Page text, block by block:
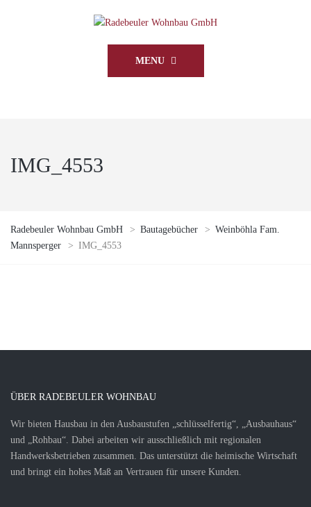
MENU
IMG_4553
Radebeuler Wohnbau GmbH > Bautagebücher > Weinböhla Fam.
Mannsperger
> IMG_4553
ÜBER RADEBEULER WOHNBAU
Wir bieten Hausbau in den Ausbaustufen „schlüsselfertig“, „Ausbauhaus“
und „Rohbau“. Dabei arbeiten wir ausschließlich mit regionalen
Handwerksbetrieben zusammen. Das unterstützt die heimische Wirtschaft
und bringt ein hohes Maß an Vertrauen für unsere Kunden.